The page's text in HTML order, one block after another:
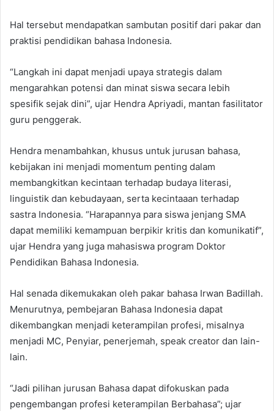
Hal tersebut mendapatkan sambutan positif dari pakar dan
praktisi pendidikan bahasa Indonesia.
“Langkah ini dapat menjadi upaya strategis dalam
mengarahkan potensi dan minat siswa secara lebih
spesifik sejak dini”, ujar Hendra Apriyadi, mantan fasilitator
guru penggerak.
Hendra menambahkan, khusus untuk jurusan bahasa,
kebijakan ini menjadi momentum penting dalam
membangkitkan kecintaan terhadap budaya literasi,
linguistik dan kebudayaan, serta kecintaaan terhadap
sastra Indonesia. “Harapannya para siswa jenjang SMA
dapat memiliki kemampuan berpikir kritis dan komunikatif”,
ujar Hendra yang juga mahasiswa program Doktor
Pendidikan Bahasa Indonesia.
Hal senada dikemukakan oleh pakar bahasa Irwan Badillah.
Menurutnya, pembejaran Bahasa Indonesia dapat
dikembangkan menjadi keterampilan profesi, misalnya
menjadi MC, Penyiar, penerjemah, speak creator dan lain-
lain.
“Jadi pilihan jurusan Bahasa dapat difokuskan pada
pengembangan profesi keterampilan Berbahasa”; ujar